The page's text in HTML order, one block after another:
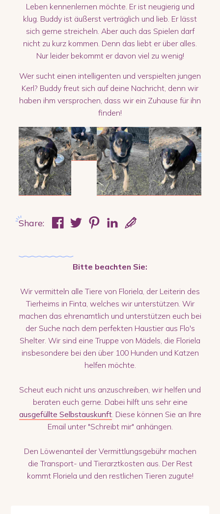
Leben kennenlernen möchte. Er ist neugierig und
klug. Buddy ist äußerst verträglich und lieb. Er lässt
sich gerne streicheln. Aber auch das Spielen darf
nicht zu kurz kommen. Denn das liebt er über alles.
Nur leider bekommt er davon viel zu wenig!
Wer sucht einen intelligenten und verspielten jungen
Kerl? Buddy freut sich auf deine Nachricht, denn wir
haben ihm versprochen, dass wir ein Zuhause für ihn
finden!
Share:
Bitte beachten Sie:
Wir vermitteln alle Tiere von Floriela, der Leiterin des
Tierheims in Finta, welches wir unterstützen. Wir
machen das ehrenamtlich und unterstützen euch bei
der Suche nach dem perfekten Haustier aus Flo's
Shelter. Wir sind eine Truppe von Mädels, die Floriela
insbesondere bei den über 100 Hunden und Katzen
helfen möchte.
Scheut euch nicht uns anzuschreiben, wir helfen und
beraten euch gerne. Dabei hilft uns sehr eine
ausgefüllte Selbstauskunft. Diese können Sie an Ihre
Email unter "Schreibt mir" anhängen.
Den Löwenanteil der Vermittlungsgebühr machen
die Transport- und Tierarztkosten aus. Der Rest
kommt Floriela und den restlichen Tieren zugute!